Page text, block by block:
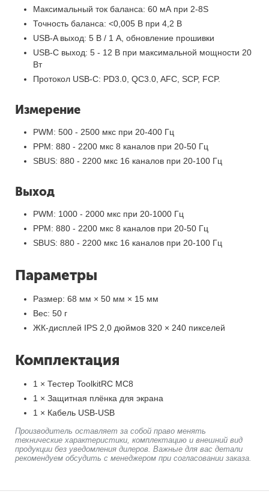
Максимальный ток баланса: 60 мА при 2-8S
Точность баланса: <0,005 В при 4,2 В
USB-A выход: 5 В / 1 А, обновление прошивки
USB-C выход: 5 - 12 В при максимальной мощности 20
Вт
Протокол USB-C: PD3.0, QC3.0, AFC, SCP, FCP.
Измерение
PWM: 500 - 2500 мкс при 20-400 Гц
PPM: 880 - 2200 мкс 8 каналов при 20-50 Гц
SBUS: 880 - 2200 мкс 16 каналов при 20-100 Гц
Выход
PWM: 1000 - 2000 мкс при 20-1000 Гц
PPM: 880 - 2200 мкс 8 каналов при 20-50 Гц
SBUS: 880 - 2200 мкс 16 каналов при 20-100 Гц
Параметры
Размер: 68 мм × 50 мм × 15 мм
Вес: 50 г
ЖК-дисплей IPS 2,0 дюймов 320 × 240 пикселей
Комплектация
1 × Тестер ToolkitRC MC8
1 × Защитная плёнка для экрана
1 × Кабель USB-USB
Производитель оставляет за собой право менять
технические характеристики, комплектацию и внешний вид
продукции без уведомления дилеров. Важные для вас детали
рекомендуем обсудить с менеджером при согласовании заказа.